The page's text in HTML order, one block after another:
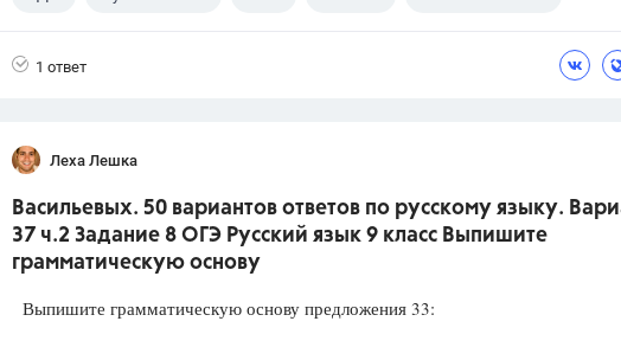
1 ответ
Леха Лешка
Васильевых. 50 вариантов ответов по русскому языку.
37 ч.2 Задание 8 ОГЭ Русский язык 9 класс Выпишите
грамматическую основу
Выпишите грамматическую основу предложения 33: